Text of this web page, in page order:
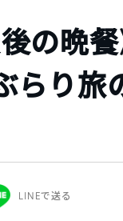
の晩餐
らり旅
LINEで送る